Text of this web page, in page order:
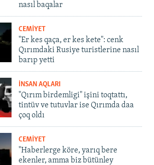
nasıl baqalar
CEMİYET
"Er kes qaça, er kes kete": cenk
Qırımdaki Rusiye turistlerine nasıl
barıp yetti
İNSAN AQLARI
"Qırım birdemligi" işini toqtattı,
tintüv ve tutuvlar ise Qırımda daa
çoq oldı
CEMİYET
"Haberlerge köre, yarıq bere
ekenler, amma biz bütünley